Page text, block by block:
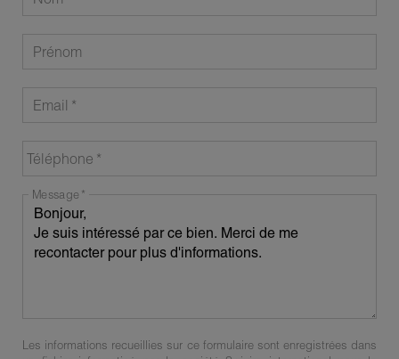
Prénom
Email
Téléphone
Message
Les informations recueillies sur ce formulaire sont enregistrées dans